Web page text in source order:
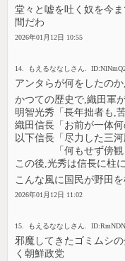
堂々と嘘を吐く奴を今
間だわ
2026年01月12日 10:55
14. もえるななしさん.
アンタらが何をしたの
かつての歴史で,織田軍
明智光秀「長年拙者も,
織田信長「お前が一体何
以下信長「尽力した三
「何もせず傍観し
この後,光秀は信長に柱
こんな風に国民が野田
2026年01月12日 11:02
15. もえるななしさん.
邪魔してきたゴミムシ
く朝鮮政党